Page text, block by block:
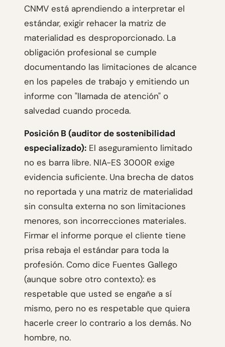
CNMV está aprendiendo a interpretar el
estándar, exigir rehacer la matriz de
materialidad es desproporcionado. La
obligación profesional se cumple
documentando las limitaciones de alcance
en los papeles de trabajo y emitiendo un
informe con "llamada de atención" o
salvedad cuando proceda.
Posición B (auditor de sostenibilidad
especializado): El aseguramiento limitado
no es barra libre. NIA-ES 3000R exige
evidencia suficiente. Una brecha de datos
no reportada y una matriz de materialidad
sin consulta externa no son limitaciones
menores, son incorrecciones materiales.
Firmar el informe porque el cliente tiene
prisa rebaja el estándar para toda la
profesión. Como dice Fuentes Gallego
(aunque sobre otro contexto): es
respetable que usted se engañe a sí
mismo, pero no es respetable que quiera
hacerle creer lo contrario a los demás. No
hombre, no.